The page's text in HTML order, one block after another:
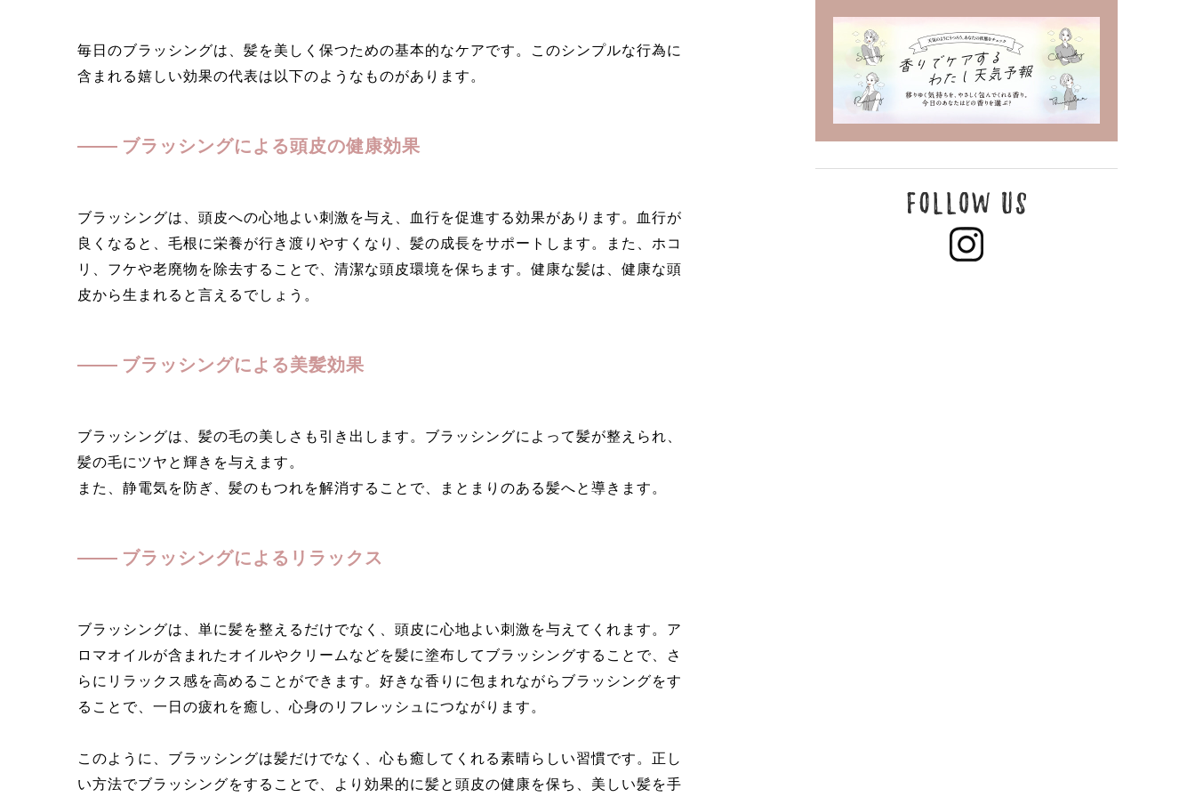
毎日のブラッシングは、髪を美しく保つための基本的なケアです。このシンプルな行為に
含まれる嬉しい効果の代表は以下のようなものがあります。
ブラッシングによる頭皮の健康効果
ブラッシングは、頭皮への心地よい刺激を与え、血行を促進する効果があります。血行が
良くなると、毛根に栄養が行き渡りやすくなり、髪の成長をサポートします。また、ホコ
リ、フケや老廃物を除去することで、清潔な頭皮環境を保ちます。健康な髪は、健康な頭
皮から生まれると言えるでしょう。
ブラッシングによる美髪効果
ブラッシングは、髪の毛の美しさも引き出します。ブラッシングによって髪が整えられ、
髪の毛にツヤと輝きを与えます。
また、静電気を防ぎ、髪のもつれを解消することで、まとまりのある髪へと導きます。
ブラッシングによるリラックス
ブラッシングは、単に髪を整えるだけでなく、頭皮に心地よい刺激を与えてくれます。ア
ロマオイルが含まれたオイルやクリームなどを髪に塗布してブラッシングすることで、さ
らにリラックス感を高めることができます。好きな香りに包まれながらブラッシングをす
ることで、一日の疲れを癒し、心身のリフレッシュにつながります。
このように、ブラッシングは髪だけでなく、心も癒してくれる素晴らしい習慣です。正し
い方法でブラッシングをすることで、より効果的に髪と頭皮の健康を保ち、美しい髪を手